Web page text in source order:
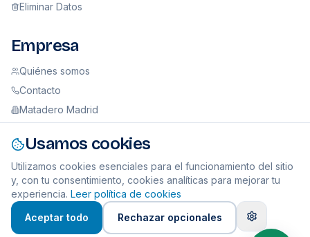
Usamos cookies
Utilizamos cookies esenciales para el funcionamiento del sitio
y, con tu consentimiento, cookies analíticas para mejorar tu
experiencia. Leer política de cookies
Aceptar todo
Rechazar opcionales
Eliminar Datos
Empresa
Quiénes somos
Contacto
Matadero Madrid
Sobre GuIAna Legal
© 2026 GuIAna Legal SL (B22956320). Todos los derechos
reservados.